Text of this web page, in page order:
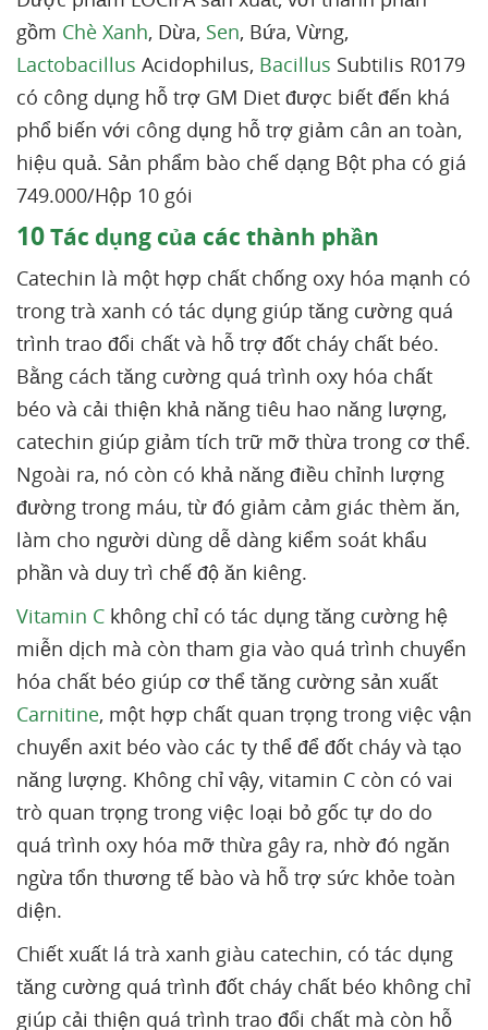
gồm Chè Xanh, Dừa, Sen, Bứa, Vừng,
Lactobacillus Acidophilus, Bacillus Subtilis R0179
có công dụng hỗ trợ GM Diet được biết đến khá
phổ biến với công dụng hỗ trợ giảm cân an toàn,
hiệu quả. Sản phẩm bào chế dạng Bột pha có giá
749.000/Hộp 10 gói
10Tác dụng của các thành phần
Catechin là một hợp chất chống oxy hóa mạnh có
trong trà xanh có tác dụng giúp tăng cường quá
trình trao đổi chất và hỗ trợ đốt cháy chất béo.
Bằng cách tăng cường quá trình oxy hóa chất
béo và cải thiện khả năng tiêu hao năng lượng,
catechin giúp giảm tích trữ mỡ thừa trong cơ thể.
Ngoài ra, nó còn có khả năng điều chỉnh lượng
đường trong máu, từ đó giảm cảm giác thèm ăn,
làm cho người dùng dễ dàng kiểm soát khẩu
phần và duy trì chế độ ăn kiêng.
Vitamin C không chỉ có tác dụng tăng cường hệ
miễn dịch mà còn tham gia vào quá trình chuyển
hóa chất béo giúp cơ thể tăng cường sản xuất
Carnitine, một hợp chất quan trọng trong việc vận
chuyển axit béo vào các ty thể để đốt cháy và tạo
năng lượng. Không chỉ vậy, vitamin C còn có vai
trò quan trọng trong việc loại bỏ gốc tự do do
quá trình oxy hóa mỡ thừa gây ra, nhờ đó ngăn
ngừa tổn thương tế bào và hỗ trợ sức khỏe toàn
diện.
Chiết xuất lá trà xanh giàu catechin, có tác dụng
tăng cường quá trình đốt cháy chất béo không chỉ
giúp cải thiện quá trình trao đổi chất mà còn hỗ